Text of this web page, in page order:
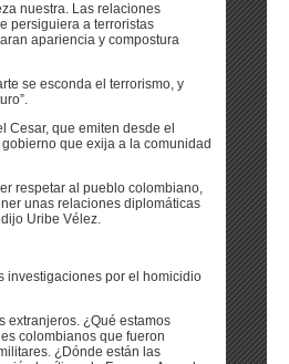
nuestra. Las relaciones
persiguiera a terroristas
apariencia y compostura
se esconda el terrorismo, y
Cesar, que emiten desde el
que exija a la comunidad
respetar al pueblo colombiano,
unas relaciones diplomáticas
Uribe Vélez.
investigaciones por el homicidio
extranjeros. ¿Qué estamos
colombianos que fueron
¿Dónde están las